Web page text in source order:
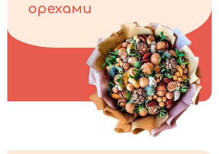
орехами